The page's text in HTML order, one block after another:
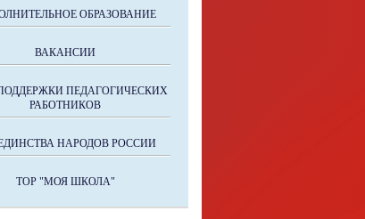
ОБРАЗОВАНИЕ
ВАКАНСИИ
ПЕДАГОГИЧЕСКИХ
РАБОТНИКОВ
НАРОДОВ РОССИИ
ТОР "МОЯ ШКОЛА"